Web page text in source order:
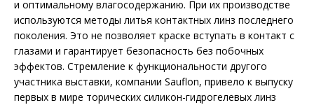
и оптимальному влагосодержанию. При их производстве
используются методы литья контактных линз последнего
поколения. Это не позволяет краске вступать в контакт с
глазами и гарантирует безопасность без побочных
эффектов. Стремление к функциональности другого
участника выставки, компании Sauflon, привело к выпуску
первых в мире торических силикон-гидрогелевых линз